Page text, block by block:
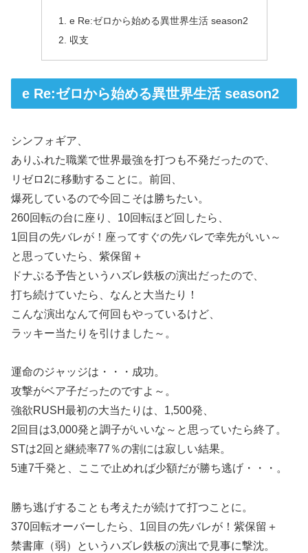
e Re:ゼロから始める異世界生活 season2
収支
e Re:ゼロから始める異世界生活 season2
シンフォギア、
ありふれた職業で世界最強を打つも不発だったので、
リゼロ2に移動することに。前回、
爆死しているので今回こそは勝ちたい。
260回転の台に座り、10回転ほど回したら、
1回目の先バレが！座ってすぐの先バレで幸先がいい～
と思っていたら、紫保留＋
ドナぷる予告というハズレ鉄板の演出だったので、
打ち続けていたら、なんと大当たり！
こんな演出なんて何回もやっているけど、
ラッキー当たりを引けました～。
運命のジャッジは・・・成功。
攻撃がベア子だったのですよ～。
強欲RUSH最初の大当たりは、1,500発、
2回目は3,000発と調子がいいな～と思っていたら終了。
STは2回と継続率77％の割には寂しい結果。
5連7千発と、ここで止めれば少額だが勝ち逃げ・・・。
勝ち逃げすることも考えたが続けて打つことに。
370回転オーバーしたら、1回目の先バレが！紫保留＋
禁書庫（弱）というハズレ鉄板の演出で見事に撃沈。